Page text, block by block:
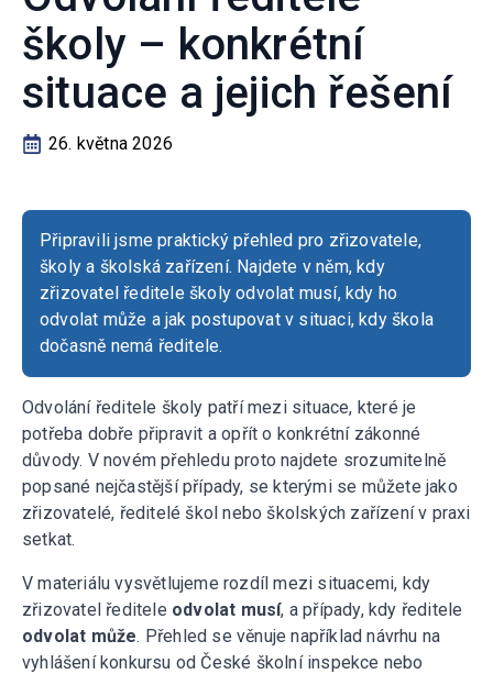
školy – konkrétní
situace a jejich řešení
26. května 2026
Připravili jsme praktický přehled pro zřizovatele,
školy a školská zařízení. Najdete v něm, kdy
zřizovatel ředitele školy odvolat musí, kdy ho
odvolat může a jak postupovat v situaci, kdy škola
dočasně nemá ředitele.
Odvolání ředitele školy patří mezi situace, které je
potřeba dobře připravit a opřít o konkrétní zákonné
důvody. V novém přehledu proto najdete srozumitelně
popsané nejčastější případy, se kterými se můžete jako
zřizovatelé, ředitelé škol nebo školských zařízení v praxi
setkat.
V materiálu vysvětlujeme rozdíl mezi situacemi, kdy
zřizovatel ředitele odvolat musí, a případy, kdy ředitele
odvolat může. Přehled se věnuje například návrhu na
vyhlášení konkursu od České školní inspekce nebo